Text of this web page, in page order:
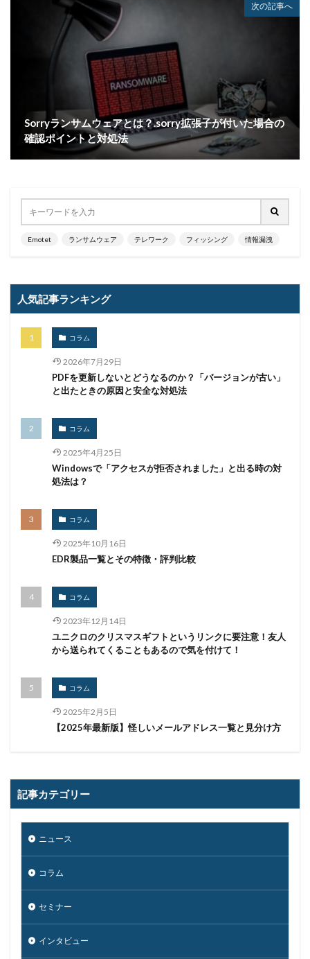
次の記事へ
Sorryランサムウェアとは？.sorry拡張子が付いた場合の
確認ポイントと対処法
Emotet ランサムウェア テレワーク フィッシング 情報漏洩
人気記事ランキング
コラム
2026年7月29日
PDFを更新しないとどうなるのか？「バージョンが古い」
と出たときの原因と安全な対処法
コラム
2025年4月25日
Windowsで「アクセスが拒否されました」と出る時の対
処法は？
コラム
2025年10月16日
EDR製品一覧とその特徴・評判比較
コラム
2023年12月14日
ユニクロのクリスマスギフトというリンクに要注意！友人
から送られてくることもあるので気を付けて！
コラム
2025年2月5日
【2025年最新版】怪しいメールアドレス一覧と見分け方
記事カテゴリー
ニュース
コラム
セミナー
インタビュー